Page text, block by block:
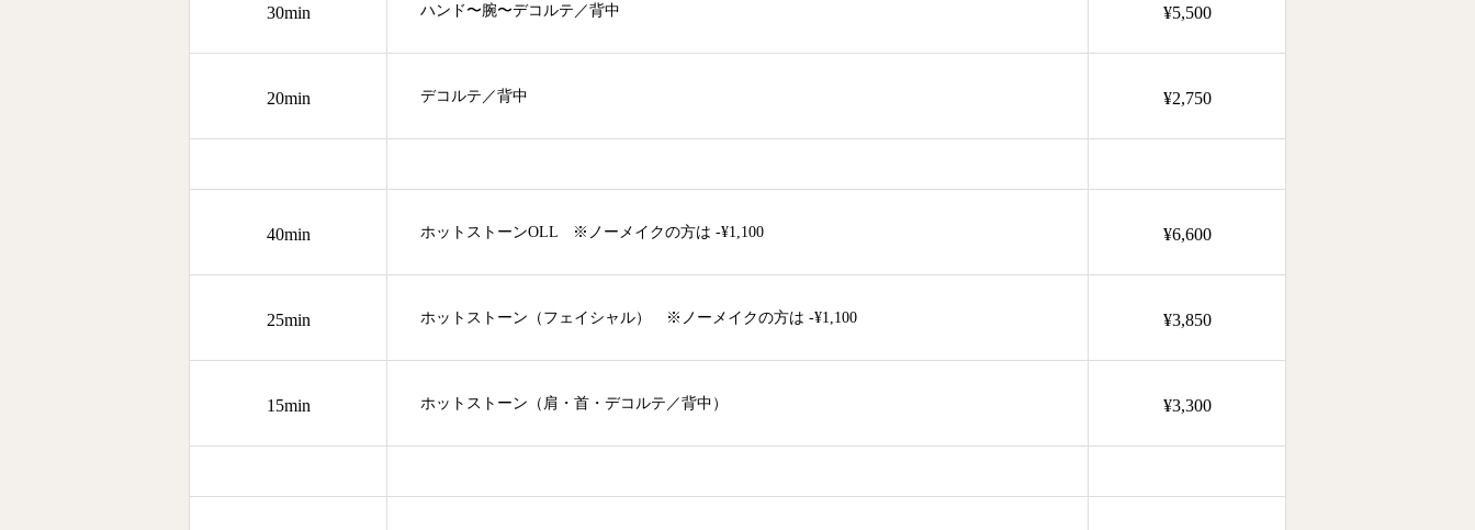
30min ハンド〜腕〜デコルテ／背中 ¥5,500
20min デコルテ／背中 ¥2,750
40min ホットストーンOLL ※ノーメイクの方は -¥1,100 ¥6,600
25min ホットストーン（フェイシャル） ※ノーメイクの方は -¥1,100 ¥3,850
15min ホットストーン（肩・首・デコルテ／背中） ¥3,300